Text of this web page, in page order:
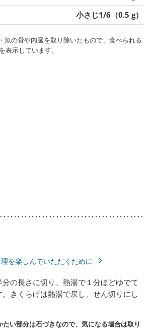
小さじ1/6（0.5 g）
魚の骨や内臓を取り除いたもので、食べられる
表示しています。
を楽しんでいただくために
分の長さに切り、熱湯で１分ほどゆでて
。きくらげは熱湯で戻し、せん切りにし
たい部分は石づきなので、気になる場合は取り